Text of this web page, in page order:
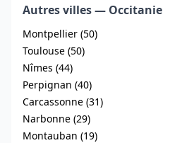
Autres villes — Occitanie
Montpellier (50)
Toulouse (50)
Nîmes (44)
Perpignan (40)
Carcassonne (31)
Narbonne (29)
Montauban (19)